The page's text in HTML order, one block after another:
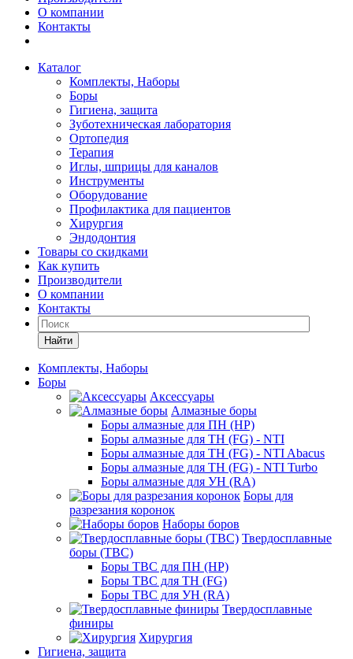
О компании
Контакты
Каталог
Комплекты, Наборы
Боры
Гигиена, защита
Зуботехническая лаборатория
Ортопедия
Терапия
Иглы, шприцы для каналов
Инструменты
Оборудование
Профилактика для пациентов
Хирургия
Эндодонтия
Товары со скидками
Как купить
Производители
О компании
Контакты
Найти
Комплекты, Наборы
Боры
Аксессуары
Алмазные боры
Боры алмазные для ПН (HP)
Боры алмазные для ТН (FG) - NTI
Боры алмазные для ТН (FG) - NTI Abacus
Боры алмазные для ТН (FG) - NTI Turbo
Боры алмазные для УН (RA)
Боры для
разрезания коронок
Наборы боров
Твердосплавные
боры (ТВС)
Боры ТВС для ПН (HP)
Боры ТВС для ТН (FG)
Боры ТВС для УН (RA)
Твердосплавные
финиры
Хирургия
Гигиена, защита